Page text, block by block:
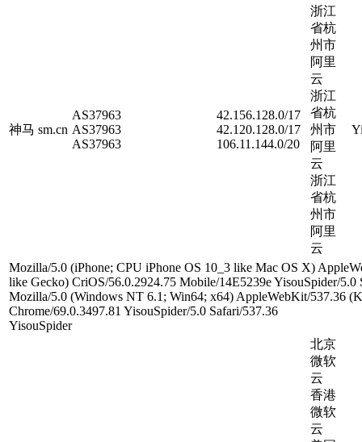
神马 sm.cn
AS37963
AS37963
AS37963
42.156.128.0/17
42.120.128.0/17
106.11.144.0/20
浙江
省杭
州市
阿里
云
浙江
省杭
州市
阿里
云
浙江
省杭
州市
阿里
云
Mozilla/5.0 (iPhone; CPU iPhone OS 10_3 like Mac OS X)
like Gecko) CriOS/56.0.2924.75 Mobile/14E5239e YisouSpider/5.0
Mozilla/5.0 (Windows NT 6.1; Win64; x64) AppleWebKit/537.36
Chrome/69.0.3497.81 YisouSpider/5.0 Safari/537.36
YisouSpider
北京
微软
云
香港
微软
云